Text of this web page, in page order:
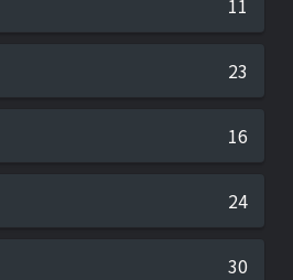
11
23
16
24
30